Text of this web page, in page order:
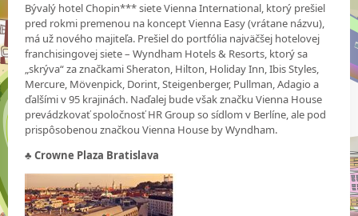
Bývalý hotel Chopin*** siete Vienna International, ktorý prešiel
pred rokmi premenou na koncept Vienna Easy (vrátane názvu),
má už nového majiteľa. Prešiel do portfólia najväčšej hotelovej
franchisingovej siete – Wyndham Hotels & Resorts, ktorý sa
„skrýva“ za značkami Sheraton, Hilton, Holiday Inn, Ibis Styles,
Mercure, Mövenpick, Dorint, Steigenberger, Pullman, Adagio a
ďalšími v 95 krajinách. Naďalej bude však značku Vienna House
prevádzkovať spoločnosť HR Group so sídlom v Berlíne, ale pod
prispôsobenou značkou Vienna House by Wyndham.
♣ Crowne Plaza Bratislava